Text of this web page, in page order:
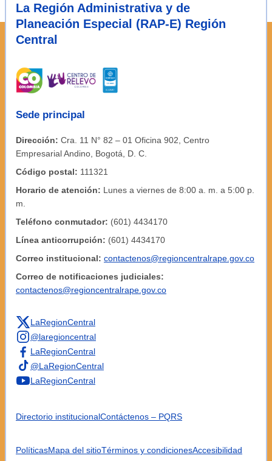
La Región Administrativa y de
Planeación Especial (RAP-E) Región
Central
Sede principal
Dirección: Cra. 11 N° 82 – 01 Oficina 902, Centro
Empresarial Andino, Bogotá, D. C.
Código postal: 111321
Horario de atención: Lunes a viernes de 8:00 a. m. a 5:00 p.
m.
Teléfono conmutador: (601) 4434170
Línea anticorrupción: (601) 4434170
Correo institucional: contactenos@regioncentralrape.gov.co
Correo de notificaciones judiciales:
contactenos@regioncentralrape.gov.co
LaRegionCentral
@laregioncentral
LaRegionCentral
@LaRegionCentral
LaRegionCentral
Directorio institucionalContáctenos – PQRS
PolíticasMapa del sitioTérminos y condicionesAccesibilidad